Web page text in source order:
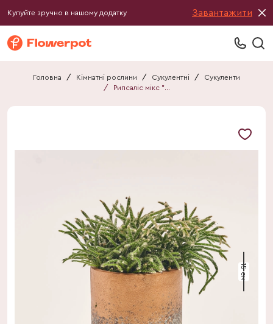
Купуйте зручно в нашому додатку Завантажити
Головна / Кімнатні рослини / Сукулентні /
Сукуленти
/
Рипсаліс мікс "Флейм"
15 см